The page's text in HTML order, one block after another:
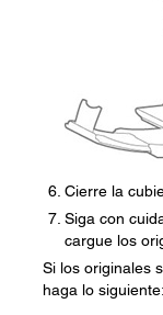
Cierre la
Siga con
cargue los
Si los originales
haga lo siguiente: